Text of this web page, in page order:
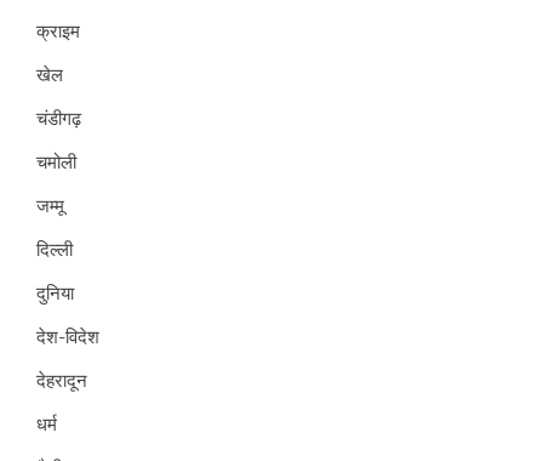
क्राइम
खेल
चंडीगढ़
चमोली
जम्मू
दिल्ली
दुनिया
देश-विदेश
देहरादून
धर्म